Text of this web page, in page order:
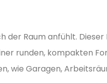
der Raum anfühlt.
runden, kompakten
wie Garagen,